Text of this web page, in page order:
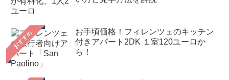
おすすめ
お手頃価格！フィレンツェのキッチン
付きアパート2DK １室120ユーロか
ら！